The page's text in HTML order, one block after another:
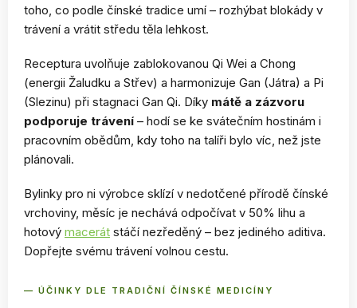
toho, co podle čínské tradice umí – rozhýbat blokády v
trávení a vrátit středu těla lehkost.
Receptura uvolňuje zablokovanou Qi Wei a Chong
(energii Žaludku a Střev) a harmonizuje Gan (Játra) a Pi
(Slezinu) při stagnaci Gan Qi. Díky mátě a zázvoru
podporuje trávení – hodí se ke svátečním hostinám i
pracovním obědům, kdy toho na talíři bylo víc, než jste
plánovali.
Bylinky pro ni výrobce sklízí v nedotčené přírodě čínské
vrchoviny, měsíc je nechává odpočívat v 50% lihu a
hotový macerát stáčí nezředěný – bez jediného aditiva.
Dopřejte svému trávení volnou cestu.
— ÚČINKY DLE TRADIČNÍ ČÍNSKÉ MEDICÍNY